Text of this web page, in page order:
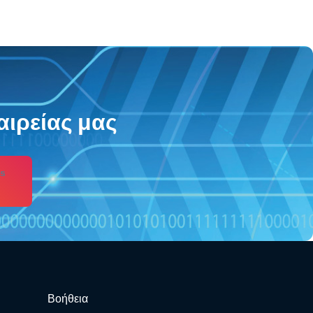
μας
Βοήθεια